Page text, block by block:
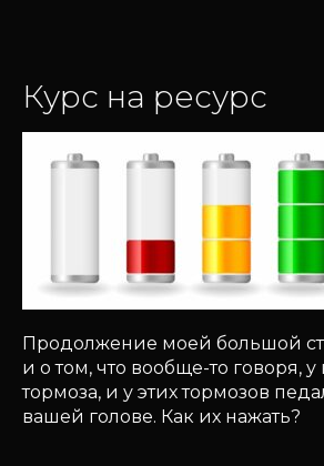
Курс на ресурс
Продолжение моей большой
и о том, что вообще-то говоря, у
тормоза, и у этих тормозов
вашей голове. Как их нажать?